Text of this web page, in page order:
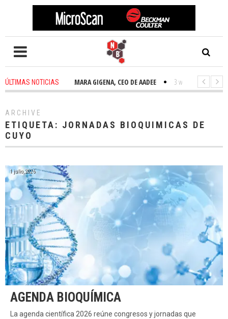
ÚLTIMAS NOTICIAS
2 weeks ago - TAMARA GIGENA, CEO DE AADEE 3 weeks ago
ARCHIVE
ETIQUETA: JORNADAS BIOQUIMICAS DE
CUYO
1 julio, 2026
AGENDA BIOQUÍMICA
La agenda científica 2026 reúne congresos y jornadas que